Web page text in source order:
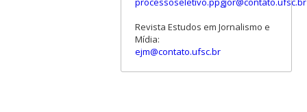
Revista Estudos em Jornalismo e
Mídia:
ejm@contato.ufsc.br